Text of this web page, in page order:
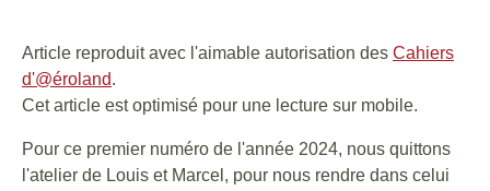
Article reproduit avec l'aimable autorisation des Cahiers
d'@éroland.
Cet article est optimisé pour une lecture sur mobile.
Pour ce premier numéro de l'année 2024, nous quittons
l'atelier de Louis et Marcel, pour nous rendre dans celui